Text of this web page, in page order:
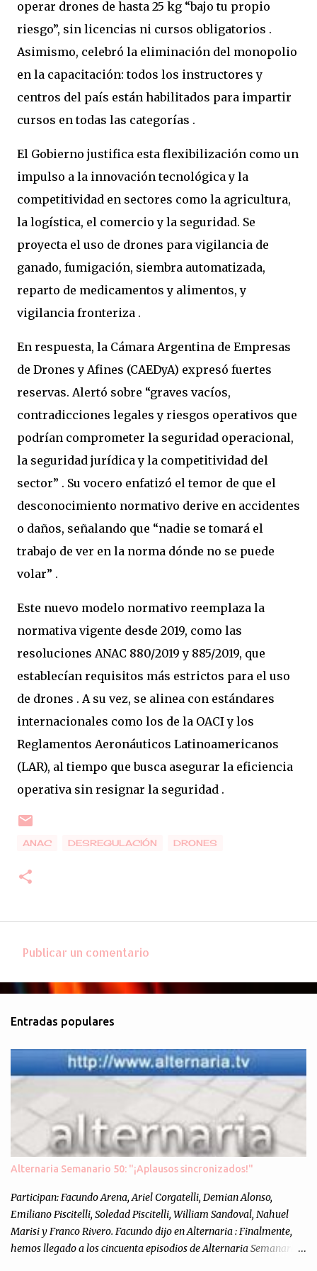
operar drones de hasta 25 kg “bajo tu propio
riesgo”, sin licencias ni cursos obligatorios .
Asimismo, celebró la eliminación del monopolio
en la capacitación: todos los instructores y
centros del país están habilitados para impartir
cursos en todas las categorías .
El Gobierno justifica esta flexibilización como un
impulso a la innovación tecnológica y la
competitividad en sectores como la agricultura,
la logística, el comercio y la seguridad. Se
proyecta el uso de drones para vigilancia de
ganado, fumigación, siembra automatizada,
reparto de medicamentos y alimentos, y
vigilancia fronteriza .
En respuesta, la Cámara Argentina de Empresas
de Drones y Afines (CAEDyA) expresó fuertes
reservas. Alertó sobre “graves vacíos,
contradicciones legales y riesgos operativos que
podrían comprometer la seguridad operacional,
la seguridad jurídica y la competitividad del
sector” . Su vocero enfatizó el temor de que el
desconocimiento normativo derive en accidentes
o daños, señalando que “nadie se tomará el
trabajo de ver en la norma dónde no se puede
volar” .
Este nuevo modelo normativo reemplaza la
normativa vigente desde 2019, como las
resoluciones ANAC 880/2019 y 885/2019, que
establecían requisitos más estrictos para el uso
de drones . A su vez, se alinea con estándares
internacionales como los de la OACI y los
Reglamentos Aeronáuticos Latinoamericanos
(LAR), al tiempo que busca asegurar la eficiencia
operativa sin resignar la seguridad .
ANAC DESREGULACIÓN DRONES
o
e
n
t
o
s
Publicar un comentario
Entradas populares
Alternaria Semanario 50: "¡Aplausos sincronizados!"
Participan: Facundo Arena, Ariel Corgatelli, Demian Alonso,
Emiliano Piscitelli, Soledad Piscitelli, William Sandoval, Nahuel
Marisi y Franco Rivero. Facundo dijo en Alternaria : Finalmente,
hemos llegado a los cincuenta episodios de Alternaria Semanario.